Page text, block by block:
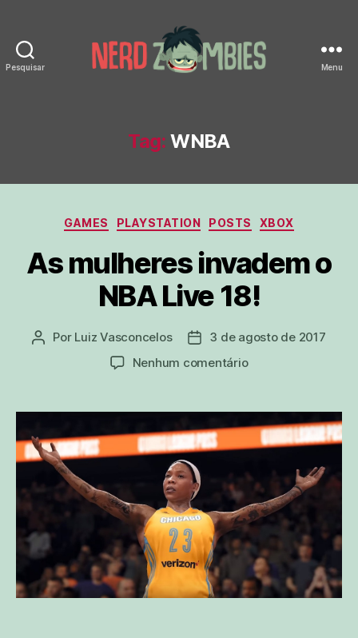
Pesquisar Menu
Tag: WNBA
Categorias
GAMES PLAYSTATION POSTS XBOX
As mulheres invadem o
NBA Live 18!
Autor
Por Luiz Vasconcelos
Data3 de agosto de 2017
Nenhum comentárioem
invadem
o
NBA
18!